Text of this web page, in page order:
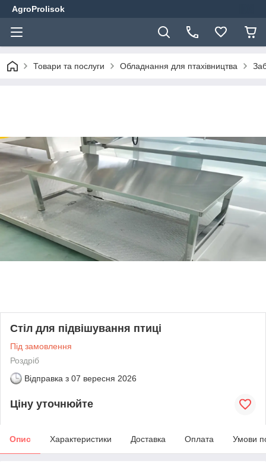
AgroProlisok
Товари та послуги Обладнання для птахівництва
Стіл для підвішування птиці
Під замовлення
Роздріб
Відправка з 07 вересня 2026
Ціну уточнюйте
Опис Характеристики Доставка Оплата Умови